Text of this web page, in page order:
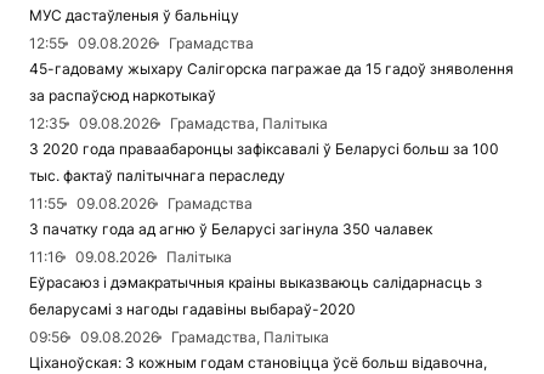
МУС дастаўленыя ў бальніцу
12:55
09.08.2026
Грамадства
45-гадоваму жыхару Салігорска пагражае да 15 гадоў зняволення
за распаўсюд наркотыкаў
12:35
09.08.2026
Грамадства, Палітыка
З 2020 года праваабаронцы зафіксавалі ў Беларусі больш за 100
тыс. фактаў палітычнага пераследу
11:55
09.08.2026
Грамадства
З пачатку года ад агню ў Беларусі загінула 350 чалавек
11:16
09.08.2026
Палітыка
Еўрасаюз і дэмакратычныя краіны выказваюць салідарнасць з
беларусамі з нагоды гадавіны выбараў-2020
09:56
09.08.2026
Грамадства, Палітыка
Ціханоўская: З кожным годам становіцца ўсё больш відавочна,